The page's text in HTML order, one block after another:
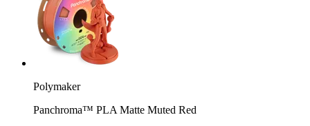
Polymaker
Panchroma™ PLA Matte Muted Red